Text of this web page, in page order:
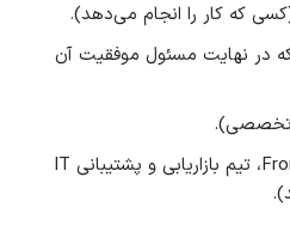
که کار را انجام می‌دهد).
در نهایت مسئول موفقیت آن
: توسعه‌دهنده Front-End، تیم بازاریابی و پشتیبانی IT